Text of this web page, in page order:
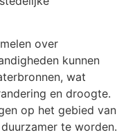
over
kunnen
wat
en droogte.
op het gebied van
te worden.